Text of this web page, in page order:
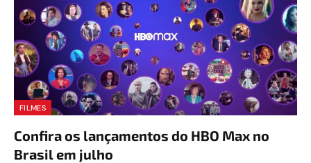
FILMES
Confira os lançamentos do HBO Max no
Brasil em julho